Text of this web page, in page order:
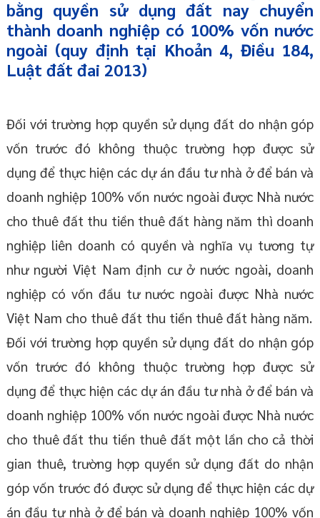
bằng quyền sử dụng đất nay chuyển
thành doanh nghiệp có 100% vốn nước
ngoài (quy định tại Khoản 4, Điều 184,
Luật đất đai 2013)
Đối với trường hợp quyền sử dụng đất do nhận góp
vốn trước đó không thuộc trường hợp được sử
dụng để thực hiện các dự án đầu tư nhà ở để bán và
doanh nghiệp 100% vốn nước ngoài được Nhà nước
cho thuê đất thu tiền thuê đất hàng năm thì doanh
nghiệp liên doanh có quyền và nghĩa vụ tương tự
như người Việt Nam định cư ở nước ngoài, doanh
nghiệp có vốn đầu tư nước ngoài được Nhà nước
Việt Nam cho thuê đất thu tiền thuê đất hàng năm.
Đối với trường hợp quyền sử dụng đất do nhận góp
vốn trước đó không thuộc trường hợp được sử
dụng để thực hiện các dự án đầu tư nhà ở để bán và
doanh nghiệp 100% vốn nước ngoài được Nhà nước
cho thuê đất thu tiền thuê đất một lần cho cả thời
gian thuê, trường hợp quyền sử dụng đất do nhận
góp vốn trước đó được sử dụng để thực hiện các dự
án đầu tư nhà ở để bán và doanh nghiệp 100% vốn